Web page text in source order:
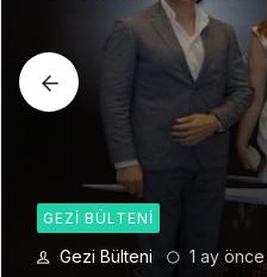
GEZI BÜLTENI
Gezi Bülteni 1 ay önce